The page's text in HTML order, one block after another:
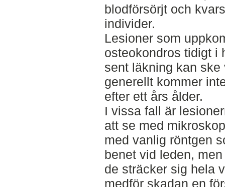
blodförsörjt och
individer.
Lesioner som
osteokondros tidigt i
sent läkning kan ske
generellt kommer
efter ett års ålder.
I vissa fall är
att se med
med vanlig röntgen
benet vid leden,
de sträcker sig hela
medför skadan en